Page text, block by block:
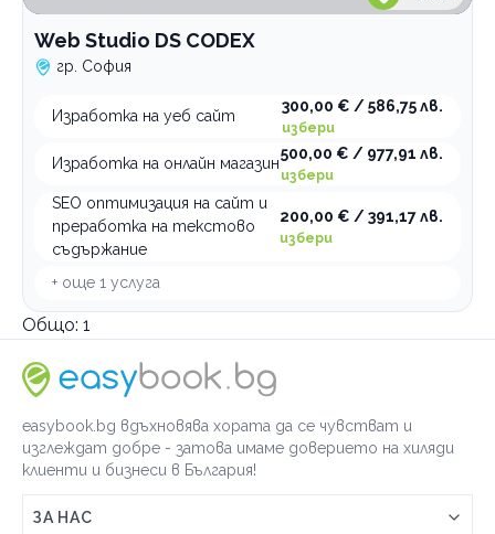
Web Studio DS CODEX
гр. София
Изработка на уеб сайт
300,00 € / 586,75 лв.
избери
Изработка на онлайн магазин
500,00 € / 977,91 лв.
избери
SEO оптимизация на сайт и
преработка на текстово
съдържание
200,00 € / 391,17 лв.
избери
+ още 1 услуга
Общо: 1
easybook.bg вдъхновява хората да се чувстват и
изглеждат добре - затова имаме доверието на хиляди
клиенти и бизнеси в България!
ЗА НАС